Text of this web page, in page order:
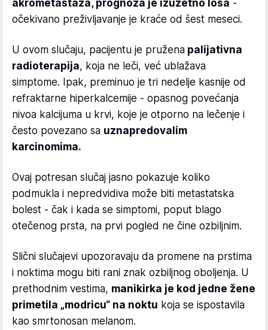
akrometastaza, prognoza je izuzetno loša -
očekivano preživljavanje je kraće od šest meseci.
U ovom slučaju, pacijentu je pružena palijativna
radioterapija, koja ne leči, već ublažava
simptome. Ipak, preminuo je tri nedelje kasnije od
refraktarne hiperkalcemije - opasnog povećanja
nivoa kalcijuma u krvi, koje je otporno na lečenje i
često povezano sa uznapredovalim
karcinomima.
Ovaj potresan slučaj jasno pokazuje koliko
podmukla i nepredvidiva može biti metastatska
bolest - čak i kada se simptomi, poput blago
otečenog prsta, na prvi pogled ne čine ozbiljnim.
Slični slučajevi upozoravaju da promene na prstima
i noktima mogu biti rani znak ozbiljnog oboljenja. U
prethodnim vestima, manikirka je kod jedne žene
primetila „modricu“ na noktu koja se ispostavila
kao smrtonosan melanom.